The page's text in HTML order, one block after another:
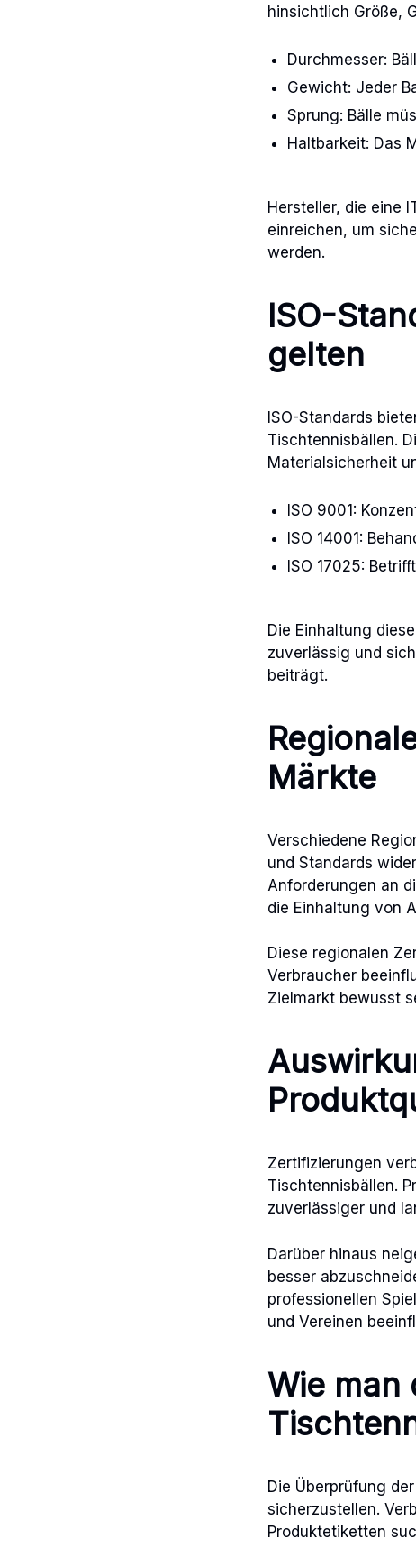
hinsichtlich Größe,
Durchmesser:
Gewicht: Jeder
Sprung: Bälle
Haltbarkeit: Das
Hersteller, die eine
einreichen, um
werden.
ISO-
gelten
ISO-Standards
Tischtennisbällen.
Materialsicherheit
ISO 9001:
ISO 14001:
ISO 17025:
Die Einhaltung
zuverlässig und
beiträgt.
Märkte
Verschiedene
und Standards
Anforderungen an
die Einhaltung von
Diese regionalen
Verbraucher
Zielmarkt bewusst
Zertifizierungen
Tischtennisbällen.
zuverlässiger und
Darüber hinaus
besser
professionellen
und Vereinen
Wie man
Die Überprüfung
sicherzustellen.
Produktetiketten